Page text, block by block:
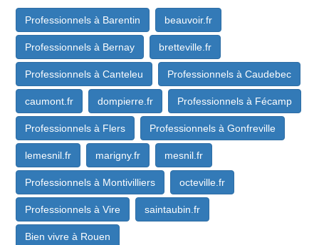
Professionnels à Barentin beauvoir.fr
Professionnels à Bernay bretteville.fr
Professionnels à Canteleu Professionnels à Caudebec
caumont.fr dompierre.fr Professionnels à Fécamp
Professionnels à Flers Professionnels à Gonfreville
lemesnil.fr marigny.fr mesnil.fr
Professionnels à Montivilliers octeville.fr
Professionnels à Vire saintaubin.fr
Bien vivre à Rouen